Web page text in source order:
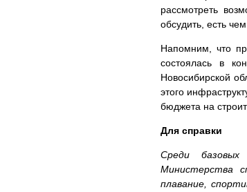
рассмотреть
обсудить, есть
Напомним, что
состоялась в
Новосибирской
этого
бюджета на
Для справки
Среди
Министерства
плавание,